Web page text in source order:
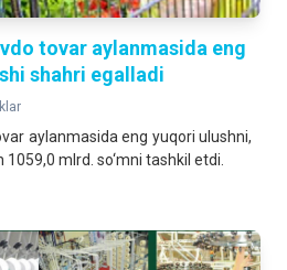
tovar aylanmasida eng
shahri egalladi
aylanmasida eng yuqori ulushni,
mlrd. so‘mni tashkil etdi.